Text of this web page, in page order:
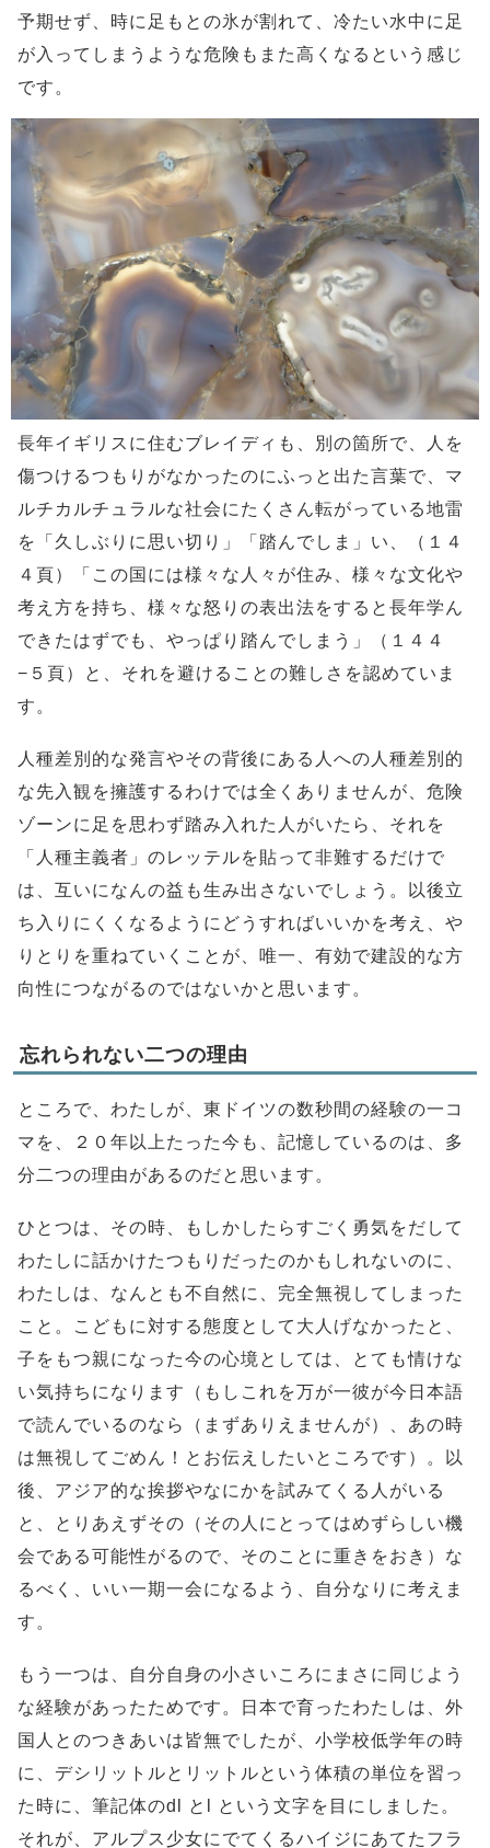
予期せず、時に足もとの氷が割れて、冷たい水中に足
が入ってしまうような危険もまた高くなるという感じ
です。
長年イギリスに住むブレイディも、別の箇所で、人を
傷つけるつもりがなかったのにふっと出た言葉で、マ
ルチカルチュラルな社会にたくさん転がっている地雷
を「久しぶりに思い切り」「踏んでしま」い、（１４
４頁）「この国には様々な人々が住み、様々な文化や
考え方を持ち、様々な怒りの表出法をすると長年学ん
できたはずでも、やっぱり踏んでしまう」（１４４
−５頁）と、それを避けることの難しさを認めていま
す。
人種差別的な発言やその背後にある人への人種差別的
な先入観を擁護するわけでは全くありませんが、危険
ゾーンに足を思わず踏み入れた人がいたら、それを
「人種主義者」のレッテルを貼って非難するだけで
は、互いになんの益も生み出さないでしょう。以後立
ち入りにくくなるようにどうすればいいかを考え、や
りとりを重ねていくことが、唯一、有効で建設的な方
向性につながるのではないかと思います。
忘れられない二つの理由
ところで、わたしが、東ドイツの数秒間の経験の一コ
マを、２０年以上たった今も、記憶しているのは、多
分二つの理由があるのだと思います。
ひとつは、その時、もしかしたらすごく勇気をだして
わたしに話かけたつもりだったのかもしれないのに、
わたしは、なんとも不自然に、完全無視してしまった
こと。こどもに対する態度として大人げなかったと、
子をもつ親になった今の心境としては、とても情けな
い気持ちになります（もしこれを万が一彼が今日本語
で読んでいるのなら（まずありえませんが）、あの時
は無視してごめん！とお伝えしたいところです）。以
後、アジア的な挨拶やなにかを試みてくる人がいる
と、とりあえずその（その人にとってはめずらしい機
会である可能性がるので、そのことに重きをおき）な
るべく、いい一期一会になるよう、自分なりに考えま
す。
もう一つは、自分自身の小さいころにまさに同じよう
な経験があったためです。日本で育ったわたしは、外
国人とのつきあいは皆無でしたが、小学校低学年の時
に、デシリットルとリットルという体積の単位を習っ
た時に、筆記体のdl とl という文字を目にしました。
それが、アルプス少女にでてくるハイジにあてたフラ